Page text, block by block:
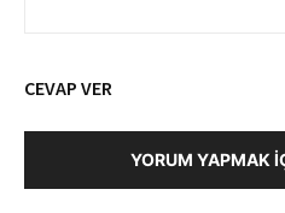
CEVAP VER
YORUM YAPMAK